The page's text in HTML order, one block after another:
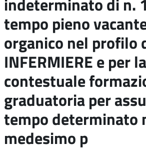
tempo pieno
organico nel profilo
INFERMIERE e per la
contestuale
graduatoria per
tempo determinato
medesimo p